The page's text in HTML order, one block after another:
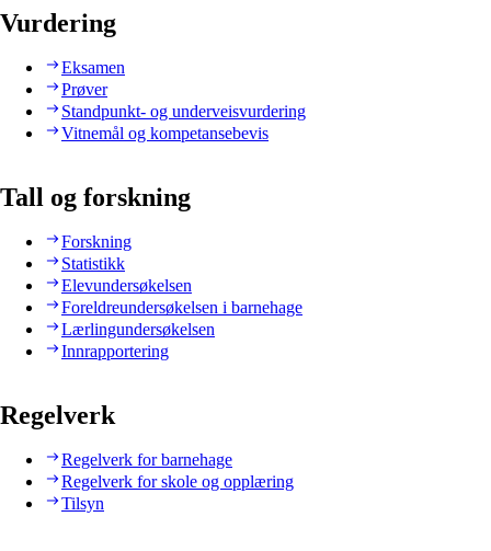
Vurdering
Eksamen
Prøver
Standpunkt- og underveisvurdering
Vitnemål og kompetansebevis
Tall og forskning
Forskning
Statistikk
Elevundersøkelsen
Foreldreundersøkelsen i barnehage
Lærlingundersøkelsen
Innrapportering
Regelverk
Regelverk for barnehage
Regelverk for skole og opplæring
Tilsyn